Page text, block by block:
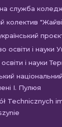
в
новій
вкладці
служба
колектив
освіти і науки
і науки
І. Пулюя
Technicznych